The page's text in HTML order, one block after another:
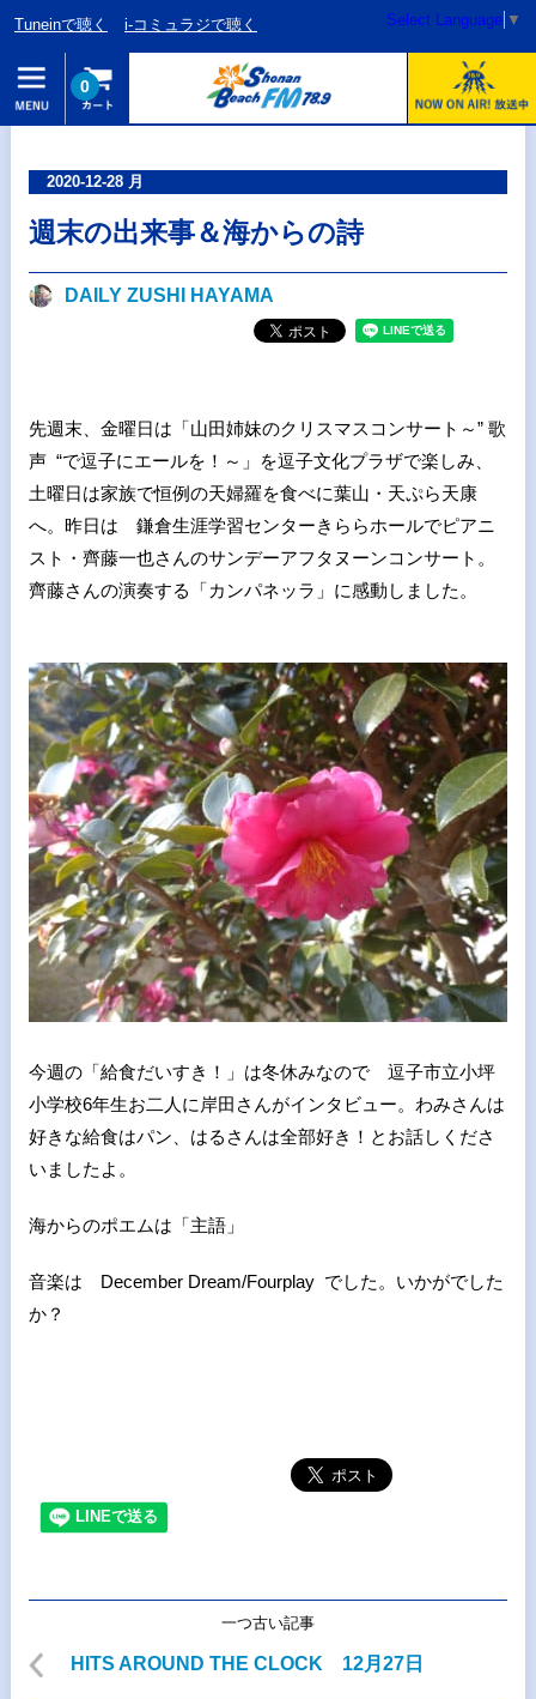
Tuneinで聴く i-コミュラジで聴く Select Language ▼
0
2020-12-28 月
週末の出来事＆海からの詩
DAILY ZUSHI HAYAMA
先週末、金曜日は「山田姉妹のクリスマスコンサート～” 歌
声 “で逗子にエールを！～」を逗子文化プラザで楽しみ、
土曜日は家族で恒例の天婦羅を食べに葉山・天ぷら天康
へ。昨日は 鎌倉生涯学習センターきららホールでピアニ
スト・齊藤一也さんのサンデーアフタヌーンコンサート。
齊藤さんの演奏する「カンパネッラ」に感動しました。
今週の「給食だいすき！」は冬休みなので 逗子市立小坪
小学校6年生お二人に岸田さんがインタビュー。わみさんは
好きな給食はパン、はるさんは全部好き！とお話しくださ
いましたよ。
海からのポエムは「主語」
音楽は December Dream/Fourplay でした。いかがでした
か？
一つ古い記事
HITS AROUND THE CLOCK 12月27日